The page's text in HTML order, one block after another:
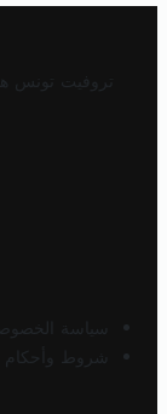
تروفيت تونس
سياسة
شروط وأحكام